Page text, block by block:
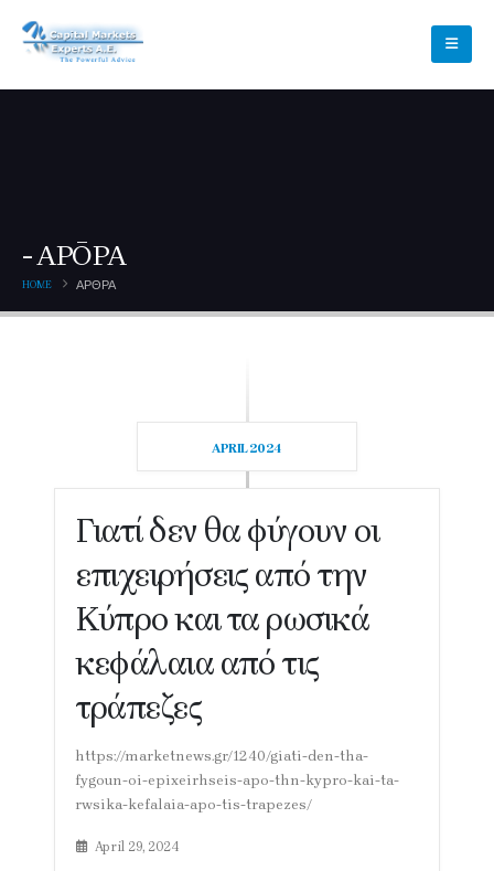
ΑΡΘΡΑ
HOME ΑΡΘΡΑ
APRIL 2024
Γιατί δεν θα φύγουν οι
επιχειρήσεις από την
Κύπρο και τα ρωσικά
κεφάλαια από τις
τράπεζες
https://marketnews.gr/1240/giati-den-tha-
fygoun-oi-epixeirhseis-apo-thn-kypro-kai-ta-
rwsika-kefalaia-apo-tis-trapezes/
April 29, 2024